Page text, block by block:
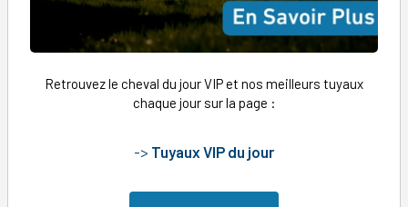
Retrouvez le cheval du jour VIP et nos meilleurs tuyaux
chaque jour sur la page :
-> Tuyaux VIP du jour